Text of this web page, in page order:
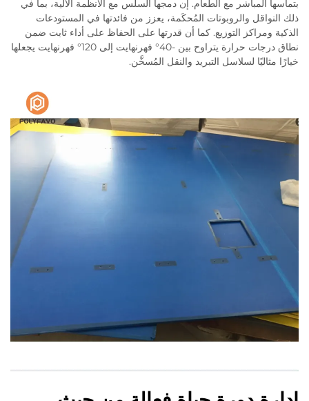
بتماسها المباشر مع الطعام. إن دمجها السلس مع الأنظمة الآلية، بما في
ذلك النواقل والروبوتات المُحكَمة، يعزز من فائدتها في المستودعات
الذكية ومراكز التوزيع. كما أن قدرتها على الحفاظ على أداء ثابت ضمن
نطاق درجات حرارة يتراوح بين -40° فهرنهايت إلى 120° فهرنهايت يجعلها
خيارًا مثاليًا لسلاسل التبريد والنقل المُسخَّن.